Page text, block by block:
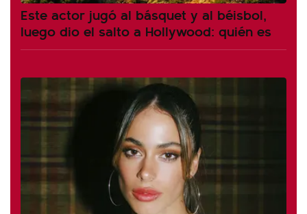
Este actor jugó al básquet y al béisbol,
luego dio el salto a Hollywood: quién es